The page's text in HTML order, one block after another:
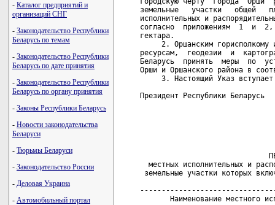
- Каталог предприятий и
организаций СНГ
- Законодательство Республики
Беларусь по темам
- Законодательство Республики
Беларусь по дате принятия
- Законодательство Республики
Беларусь по органу принятия
- Законы Республики Беларусь
- Новости законодательства
Беларуси
- Тюрьмы Беларуси
- Законодательство России
- Деловая Украина
- Автомобильный портал